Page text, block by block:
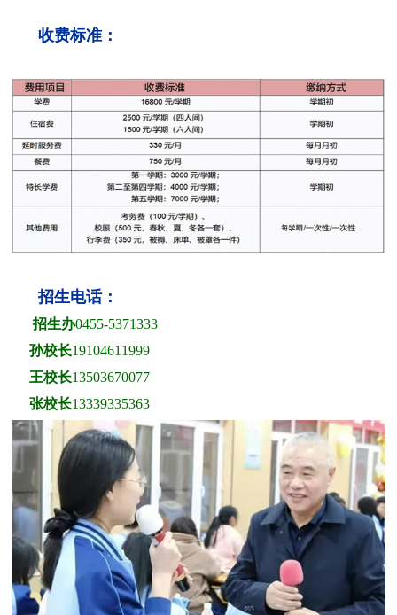
收费标准：
招生电话：
招生办0455-5371333
孙校长19104611999
王校长13503670077
张校长13339335363